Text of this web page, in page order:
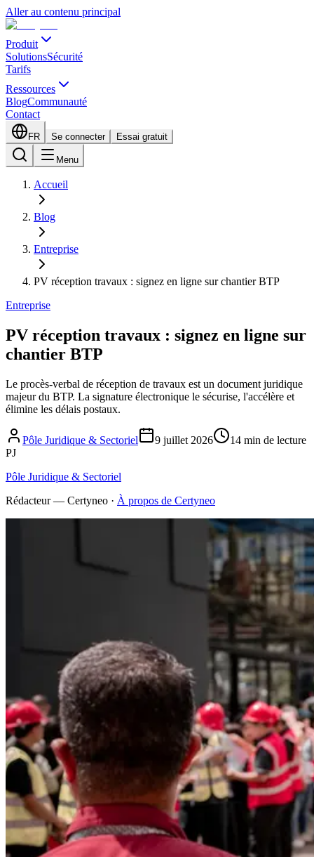
Aller au contenu principal
Produit
SolutionsSécurité
Tarifs
Ressources
BlogCommunauté
Contact
FR Se connecter Essai gratuit
Menu
Accueil
Blog
Entreprise
PV réception travaux : signez en ligne sur chantier BTP
Entreprise
PV réception travaux : signez en ligne sur
chantier BTP
Le procès-verbal de réception de travaux est un document juridique
majeur du BTP. La signature électronique le sécurise, l'accélère et
élimine les délais postaux.
Pôle Juridique & Sectoriel 9 juillet 2026
14 min de lecture
PJ
Pôle Juridique & Sectoriel
Rédacteur — Certyneo · À propos de Certyneo